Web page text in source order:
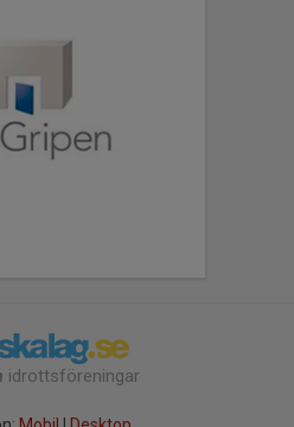
idrottsföreningar